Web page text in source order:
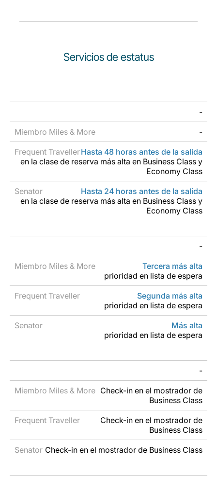
Servicios de estatus
Miles &
More
Senator
Circle
-
-
Hasta 48 horas antes de la salida
en la clase de reserva más alta en Business Class y
Economy Class
Hasta 24 horas antes de la salida
en la clase de reserva más alta en Business Class y
Economy Class
-
Tercera más alta
prioridad en lista de espera
Segunda más alta
prioridad en lista de espera
Más alta
prioridad en lista de espera
-
Check-in en el mostrador de
Business Class
Check-in en el mostrador de
Business Class
Check-in en el mostrador de Business Class